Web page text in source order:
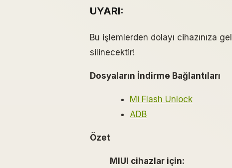
UYARI:
Bu işlemlerden dolayı cihazınıza
silinecektir!
Dosyaların İndirme Bağlantıları
Mi Flash Unlock
ADB
Özet
MIUI cihazlar için: